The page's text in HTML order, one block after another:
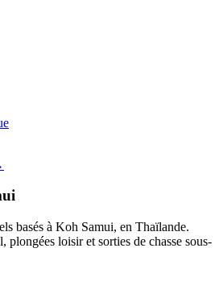
basés à Koh Samui, en Thaïlande.
plongées loisir et sorties de chasse sous-